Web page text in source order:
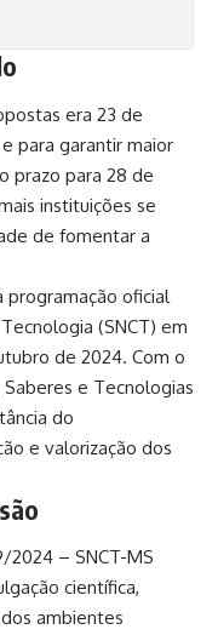
era 23 de
para garantir maior
prazo para 28 de
instituições se
de fomentar a
programação oficial
(SNCT) em
de 2024. Com o
e Tecnologias
do
e valorização dos
2024 – SNCT-MS
científica,
ambientes